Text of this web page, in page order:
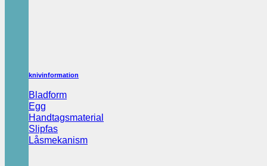
knivinformation
Bladform
Egg
Handtagsmaterial
Slipfas
Låsmekanism